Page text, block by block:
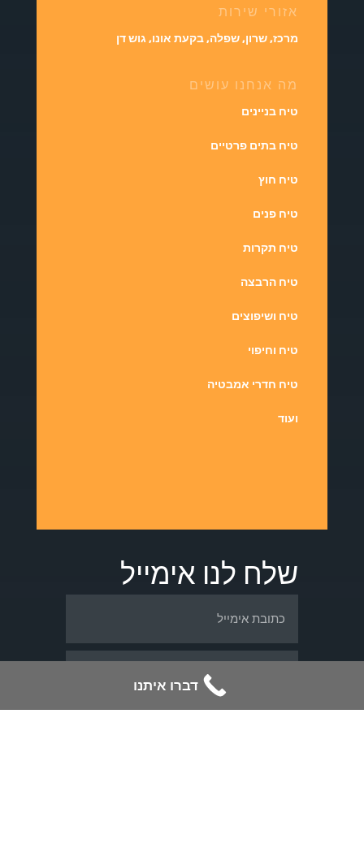
אזורי שירות
מרכז, שרון, שפלה, בקעת אונו, גוש דן
מה אנחנו עושים
טיח בניינים
טיח בתים פרטיים
טיח חוץ
טיח פנים
טיח תקרות
טיח הרבצה
טיח ושיפוצים
טיח וחיפוי
טיח חדרי אמבטיה
ועוד
שלח לנו אימייל
דברו איתנו